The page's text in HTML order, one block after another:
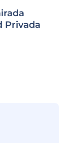
Privada